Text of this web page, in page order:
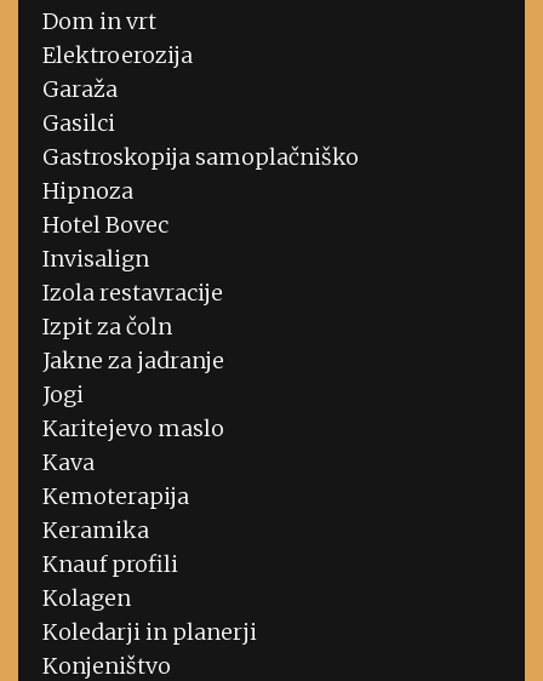
Dom in vrt
Elektroerozija
Garaža
Gasilci
Gastroskopija samoplačniško
Hipnoza
Hotel Bovec
Invisalign
Izola restavracije
Izpit za čoln
Jakne za jadranje
Jogi
Karitejevo maslo
Kava
Kemoterapija
Keramika
Knauf profili
Kolagen
Koledarji in planerji
Konjeništvo